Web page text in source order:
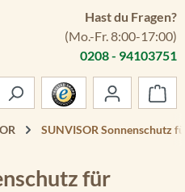
Hast du Fragen?
(Mo.-Fr. 8:00-17:00)
0208 - 94103751
SUNVISOR Sonnenschutz
für